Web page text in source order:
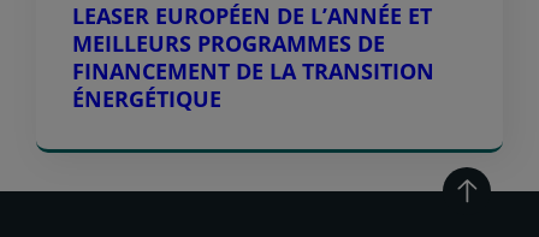
LEASER EUROPÉEN DE L’ANNÉE ET
MEILLEURS PROGRAMMES DE
FINANCEMENT DE LA TRANSITION
ÉNERGÉTIQUE